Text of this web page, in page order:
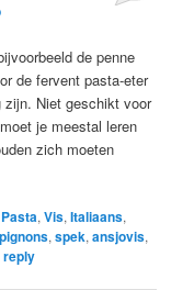
de penne
de fervent pasta-eter
zijn. Niet geschikt voor
je meestal leren
zich moeten
Pasta,Vis,Italiaans,
,spek,ansjovis,
reply